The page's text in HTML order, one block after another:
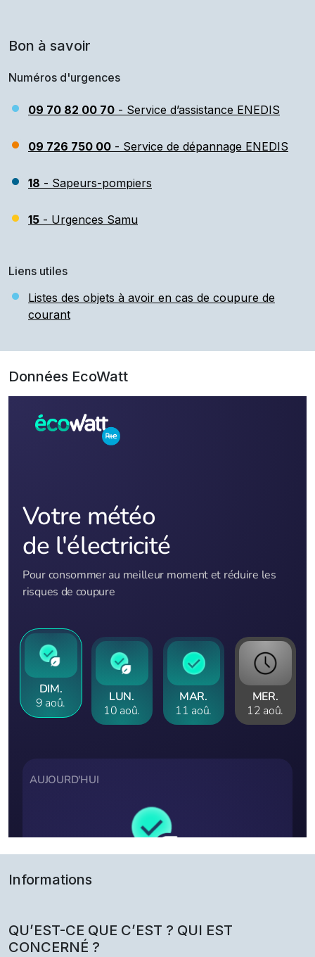
Bon à savoir
Numéros d'urgences
09 70 82 00 70 - Service d’assistance ENEDIS
09 726 750 00 - Service de dépannage ENEDIS
18 - Sapeurs-pompiers
15 - Urgences Samu
Liens utiles
Listes des objets à avoir en cas de coupure de
courant
Données EcoWatt
Informations
QU’EST-CE QUE C’EST ? QUI EST
CONCERNÉ ?